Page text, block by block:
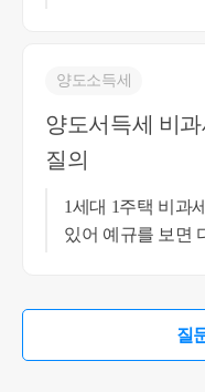
라면 비과세 요건
방 거주자인 경우
않아 보입니다. 자세한 사실 관계를 알아야 더 정확
사 010-4012-0152
양도소득세
양도서득세 비
질의
1세대 1주택 비과세를 판단
있어 예규를 보면 다음과
지 못한 경우, 나
질